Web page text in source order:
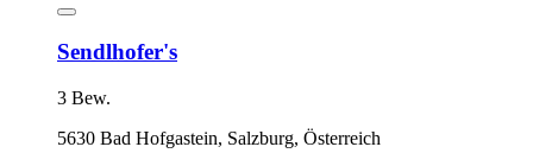
Sendlhofer's
3 Bew.
5630 Bad Hofgastein, Salzburg, Österreich